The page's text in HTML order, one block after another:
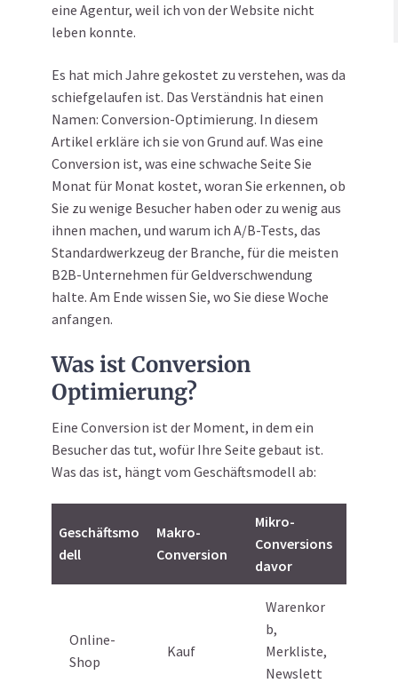
eine Agentur, weil ich von der Website nicht
leben konnte.
Es hat mich Jahre gekostet zu verstehen, was da
schiefgelaufen ist. Das Verständnis hat einen
Namen: Conversion-Optimierung. In diesem
Artikel erkläre ich sie von Grund auf. Was eine
Conversion ist, was eine schwache Seite Sie
Monat für Monat kostet, woran Sie erkennen, ob
Sie zu wenige Besucher haben oder zu wenig aus
ihnen machen, und warum ich A/B-Tests, das
Standardwerkzeug der Branche, für die meisten
B2B-Unternehmen für Geldverschwendung
halte. Am Ende wissen Sie, wo Sie diese Woche
anfangen.
Was ist Conversion
Optimierung?
Eine Conversion ist der Moment, in dem ein
Besucher das tut, wofür Ihre Seite gebaut ist.
Was das ist, hängt vom Geschäftsmodell ab:
Geschäftsmo
dell
Makro-
Conversion
Mikro-
Conversions
davor
Online-
Shop
Kauf
Warenkor
b,
Merkliste,
Newslett